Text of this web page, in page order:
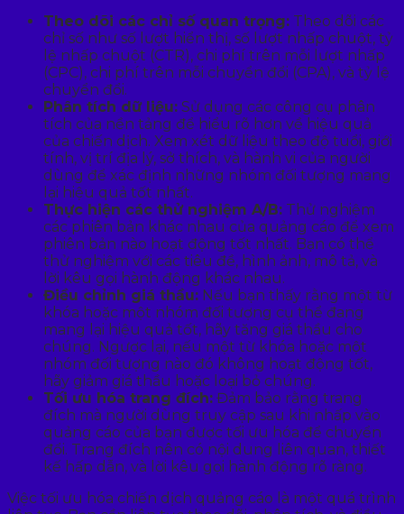
Theo dõi các chỉ số quan trọng: Theo dõi các
chỉ số như số lượt hiển thị, số lượt nhấp chuột, tỷ
lệ nhấp chuột (CTR), chi phí trên mỗi lượt nhấp
(CPC), chi phí trên mỗi chuyển đổi (CPA), và tỷ lệ
chuyển đổi.
Phân tích dữ liệu: Sử dụng các công cụ phân
tích của nền tảng để hiểu rõ hơn về hiệu quả
của chiến dịch. Xem xét dữ liệu theo độ tuổi, giới
tính, vị trí địa lý, sở thích, và hành vi của người
dùng để xác định những nhóm đối tượng mang
lại hiệu quả tốt nhất.
Thực hiện các thử nghiệm A/B: Thử nghiệm
các phiên bản khác nhau của quảng cáo để xem
phiên bản nào hoạt động tốt nhất. Bạn có thể
thử nghiệm với các tiêu đề, hình ảnh, mô tả, và
lời kêu gọi hành động khác nhau.
Điều chỉnh giá thầu: Nếu bạn thấy rằng một từ
khóa hoặc một nhóm đối tượng cụ thể đang
mang lại hiệu quả tốt, hãy tăng giá thầu cho
chúng. Ngược lại, nếu một từ khóa hoặc một
nhóm đối tượng nào đó không hoạt động tốt,
hãy giảm giá thầu hoặc loại bỏ chúng.
Tối ưu hóa trang đích: Đảm bảo rằng trang
đích mà người dùng truy cập sau khi nhấp vào
quảng cáo của bạn được tối ưu hóa để chuyển
đổi. Trang đích nên có nội dung liên quan, thiết
kế hấp dẫn, và lời kêu gọi hành động rõ ràng.
Việc tối ưu hóa chiến dịch quảng cáo là một quá trình